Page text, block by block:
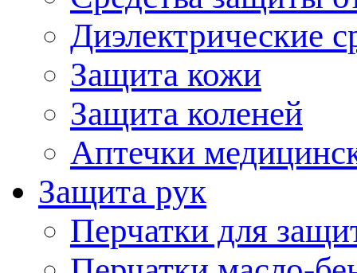
Диэлектрические
Защита кожи
Защита коленей
Аптечки
Защита рук
Перчатки для